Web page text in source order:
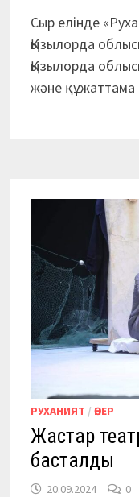
Сыр елінде
Қызылорда
Қызылорда
және
РУХАНИЯТ / ӨНЕР
Жастар
басталды
20.09.2024 0